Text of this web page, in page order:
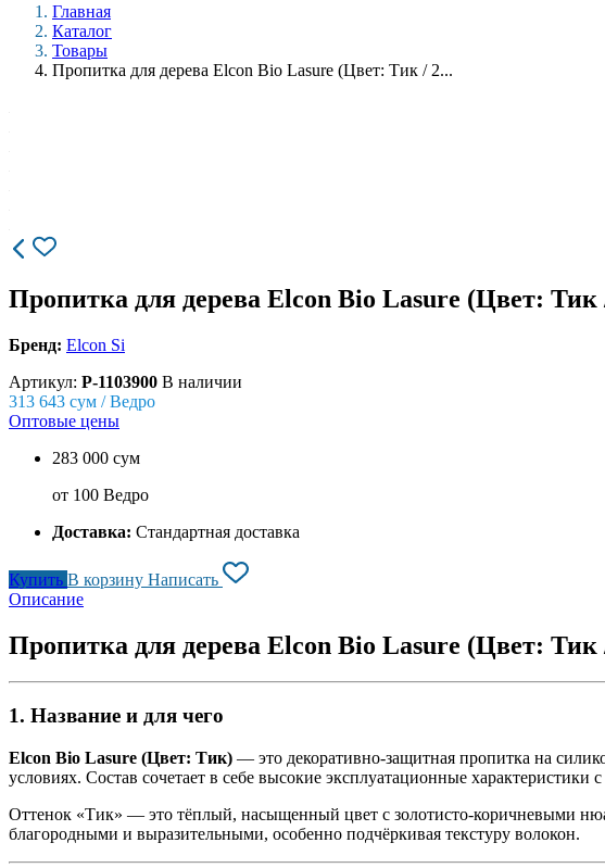
Главная
Каталог
Товары
Пропитка для дерева Elcon Bio Lasure (Цвет: Тик / 2...
Пропитка для дерева Elcon Bio Lasure (Цвет: Тик
Бренд: Elcon Si
Артикул: P-1103900 В наличии
313 643 сум / Ведро
Оптовые цены
283 000 сум
от 100 Ведро
Доставка: Стандартная доставка
Купить В корзину Написать
Описание
Пропитка для дерева Elcon Bio Lasure (Цвет: Тик
1. Название и для чего
Elcon Bio Lasure (Цвет: Тик) — это декоративно-защитная пропитка на
условиях. Состав сочетает в себе высокие эксплуатационные
Оттенок «Тик» — это тёплый, насыщенный цвет с золотисто-коричневыми
благородными и выразительными, особенно подчёркивая текстуру волокон.